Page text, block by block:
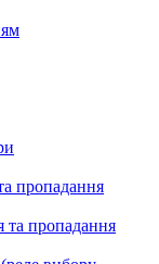
пропадання
та пропадання